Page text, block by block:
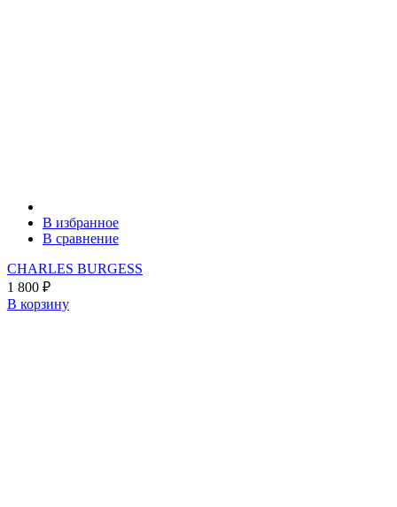
В избранное
В сравнение
CHARLES BURGESS
1 800 ₽
В корзину